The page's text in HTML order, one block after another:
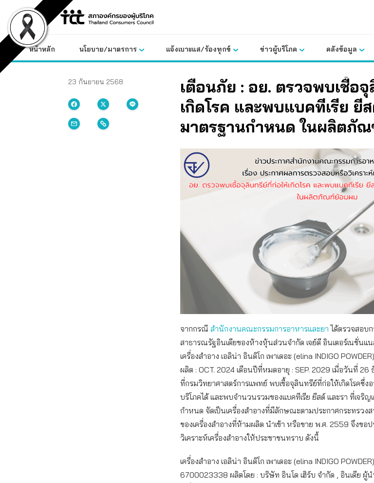
content
หน้าหลัก นโยบาย/มาตรการ แจ้งเบาะแส/ร้องทุกข์ ข่าวผู้บริโภค คลังข้อมูล
23 กันยายน 2568
เตือนภัย : อย. ตรวจพบเชื้อ
เกิดโรค และพบแบคทีเรีย ยี
มาตรฐานกำหนด ในผลิตภั
จากกรณี สำนักงานคณะกรรมการอาหารและยา ได้ตรวจสอบก
สาธารณรัฐอินเดียของห้างหุ้นส่วนจำกัด เจย์ดี อินเตอร์เนชั่นแน
เครื่องสำอาง เอลิน่า อินดิโก เพาเดอะ (elina INDIGO
ผลิต : OCT. 2024 เดือนปีที่หมดอายุ : SEP. 2029 เมื่อวันที่ 26
ที่กรมวิทยาศาสตร์การแพทย์ พบเชื้อจุลินทรีย์ที่ก่อให้เกิดโรคซึ่ง
บริโภคได้ และพบจำนวนรวมของแบคทีเรีย ยีสต์ และรา ที่เจริญ
กำหนด จัดเป็นเครื่องสำอางที่มีลักษณะตามประกาศกระทรว
ของเครื่องสำอางที่ห้ามผลิต นำเข้า หรือขาย พ.ศ. 2559 จึงขอ
วิเคราะห์เครื่องสำอางให้ประชาชนทราบ ดังนี้
เครื่องสำอาง เอลิน่า อินดิโก เพาเดอะ (elina INDIGO
6700023338 ผลิตโดย : บริษัท อินโด เฮิร์บ จำกัด , อินเดีย ผู้นำ